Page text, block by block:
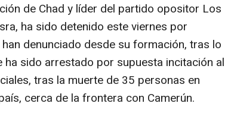
de Chad y líder del partido opositor Los
ha sido detenido este viernes por
denunciado desde su formación, tras lo
ha sido arrestado por supuesta incitación al
tras la muerte de 35 personas en
cerca de la frontera con Camerún.